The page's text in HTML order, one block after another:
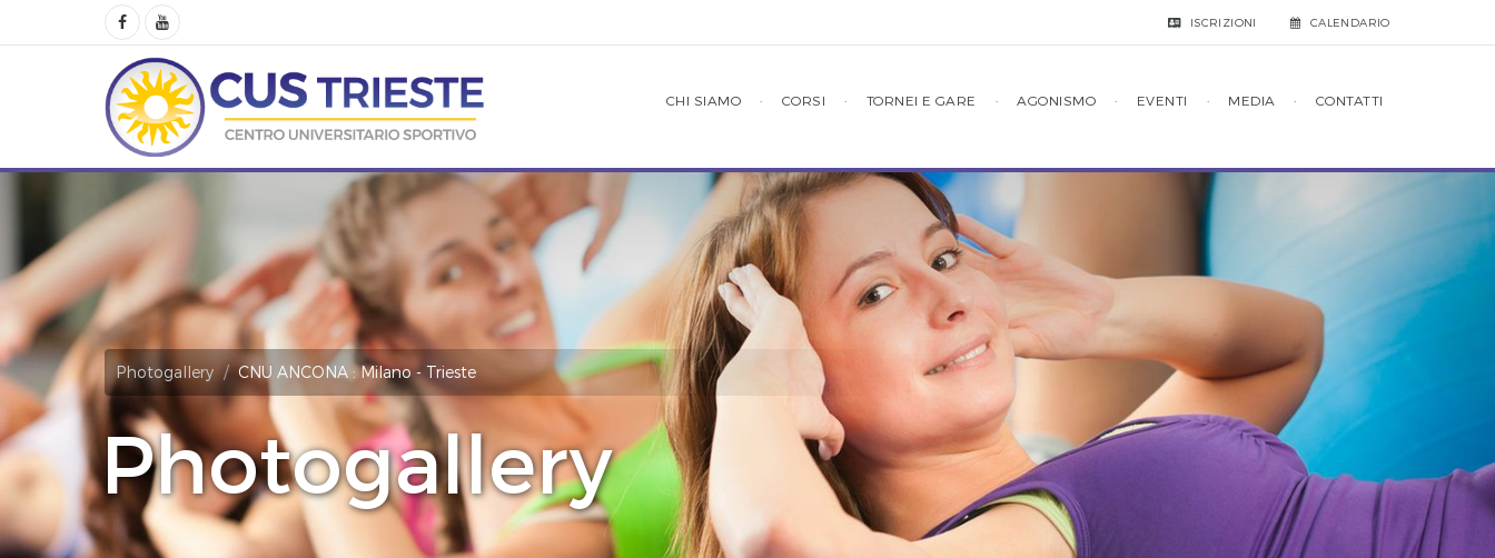
ISCRIZIONI CALENDARIO
CHI SIAMO · CORSI · TORNEI E GARE · AGONISMO · EVENTI · MEDIA · CONTATTI
Photogallery CNU ANCONA : Milano - Trieste
Photogallery